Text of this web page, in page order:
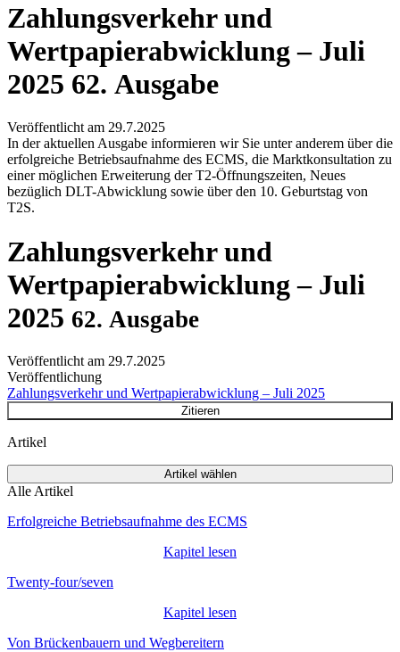
Zahlungsverkehr und
Wertpapierabwicklung – Juli
2025 62. Ausgabe
Veröffentlicht am 29.7.2025
In der aktuellen Ausgabe informieren wir Sie unter anderem über die
erfolgreiche Betriebsaufnahme des ECMS, die Marktkonsultation zu
einer möglichen Erweiterung der T2-Öffnungszeiten, Neues
bezüglich DLT-Abwicklung sowie über den 10. Geburtstag von
T2S.
Zahlungsverkehr und
Wertpapierabwicklung – Juli
2025 62. Ausgabe
Veröffentlicht am 29.7.2025
Veröffentlichung
Zahlungsverkehr und Wertpapierabwicklung – Juli 2025
Zitieren
Artikel
Artikel wählen
Alle Artikel
Erfolgreiche Betriebsaufnahme des ECMS
Kapitel lesen
Twenty-four/seven
Kapitel lesen
Von Brückenbauern und Wegbereitern